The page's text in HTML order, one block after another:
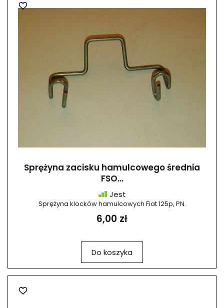
Sprężyna zacisku hamulcowego średnia
FSO...
Jest
Sprężyna klocków hamulcowych Fiat 125p, PN.
6,00 zł
Do koszyka